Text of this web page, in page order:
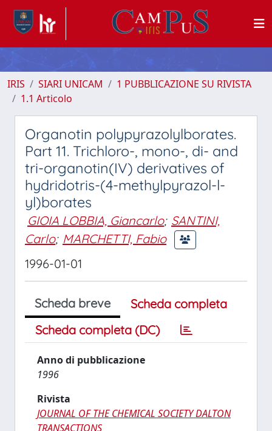
IRIS SIARI UNICAM
1 PUBBLICAZIONE SU RIVISTA
1.1 Articolo
Organotin polypyrazolylborates.
Part 11. Trichloro-, mono-, di- and
tri-organotin(IV) derivatives of
hydridotris-(4-methylpyrazol-l-
yl)borates
GIOIA LOBBIA, Giancarlo; SANTINI,
Carlo; MARCHETTI, Fabio
1996-01-01
Scheda breve
Scheda completa
Scheda completa (DC)
Anno di pubblicazione
1996
Rivista
JOURNAL OF THE CHEMICAL SOCIETY DALTON
TRANSACTIONS